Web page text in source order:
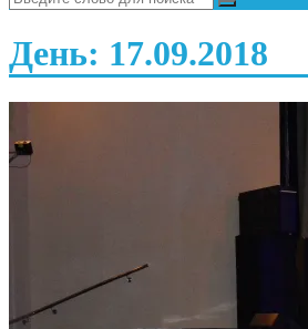
День: 17.09.2018